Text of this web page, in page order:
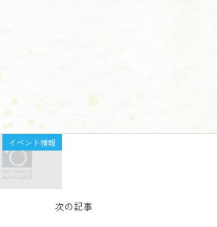
イベント情報
次の記事